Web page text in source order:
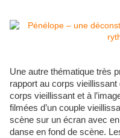
Une autre thématique très
rapport au corps vieillissant
corps vieillissant et à
filmées d’un couple
scène sur un écran avec
danse en fond de scène.